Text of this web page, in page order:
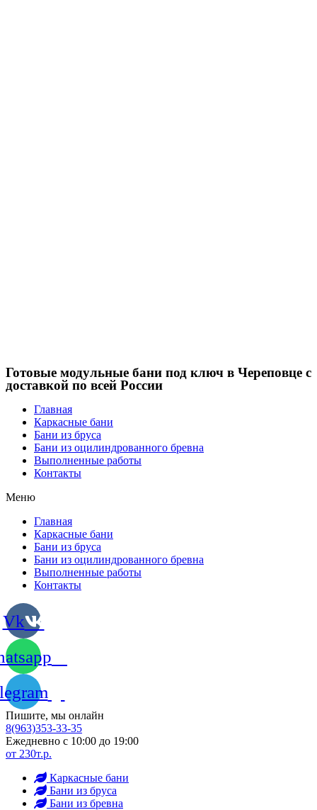
Готовые модульные бани под ключ в Череповце с
доставкой по всей России
Главная
Каркасные бани
Бани из бруса
Бани из оцилиндрованного бревна
Выполненные работы
Контакты
Меню
Главная
Каркасные бани
Бани из бруса
Бани из оцилиндрованного бревна
Выполненные работы
Контакты
Vk
Пишите, мы онлайн
8(963)353-33-35
Ежедневно с 10:00 до 19:00
от 230т.р.
Каркасные бани
Бани из бруса
Бани из бревна